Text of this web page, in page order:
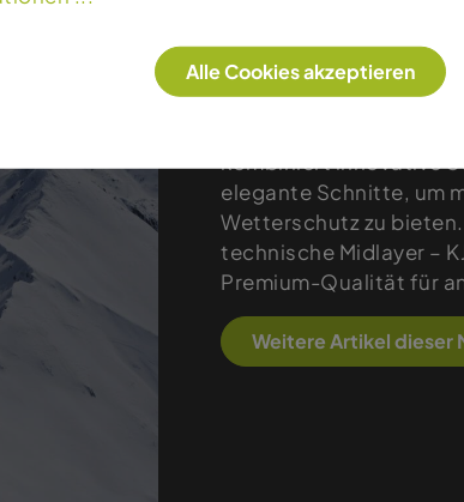
Produkte
KJUS steht für
Technologien und
kombiniert innovative
elegante Schnitte, um
Wetterschutz zu
technische Midlayer –
Premium-Qualität für
Weitere Artikel dieser
Alle Cookies akzeptieren